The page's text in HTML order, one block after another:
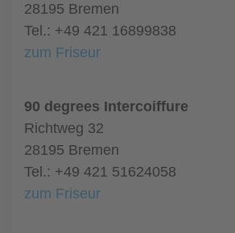
28195 Bremen
Tel.: +49 421 16899838
zum Friseur
90 degrees Intercoiffure
Richtweg 32
28195 Bremen
Tel.: +49 421 51624058
zum Friseur